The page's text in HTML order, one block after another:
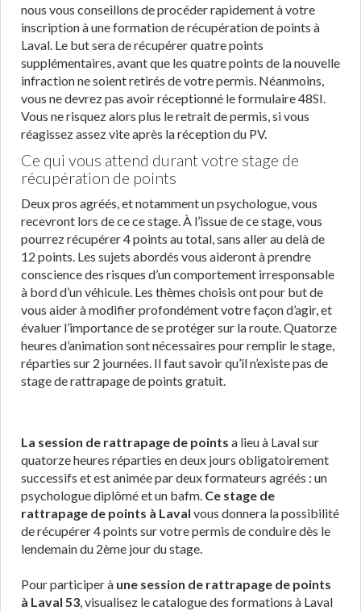
nous vous conseillons de procéder rapidement à votre
inscription à une formation de récupération de points à
Laval. Le but sera de récupérer quatre points
supplémentaires, avant que les quatre points de la nouvelle
infraction ne soient retirés de votre permis. Néanmoins,
vous ne devrez pas avoir réceptionné le formulaire 48SI.
Vous ne risquez alors plus le retrait de permis, si vous
réagissez assez vite après la réception du PV.
Ce qui vous attend durant votre stage de
récupération de points
Deux pros agréés, et notamment un psychologue, vous
recevront lors de ce ce stage. À l’issue de ce stage, vous
pourrez récupérer 4 points au total, sans aller au delà de
12 points. Les sujets abordés vous aideront à prendre
conscience des risques d’un comportement irresponsable
à bord d’un véhicule. Les thèmes choisis ont pour but de
vous aider à modifier profondément votre façon d’agir, et
évaluer l’importance de se protéger sur la route. Quatorze
heures d’animation sont nécessaires pour remplir le stage,
réparties sur 2 journées. Il faut savoir qu’il n’existe pas de
stage de rattrapage de points gratuit.
La session de rattrapage de points a lieu à Laval sur
quatorze heures réparties en deux jours obligatoirement
successifs et est animée par deux formateurs agréés : un
psychologue diplômé et un bafm. Ce stage de
rattrapage de points à Laval vous donnera la possibilité
de récupérer 4 points sur votre permis de conduire dès le
lendemain du 2ème jour du stage.
Pour participer à une session de rattrapage de points
à Laval 53, visualisez le catalogue des formations à Laval